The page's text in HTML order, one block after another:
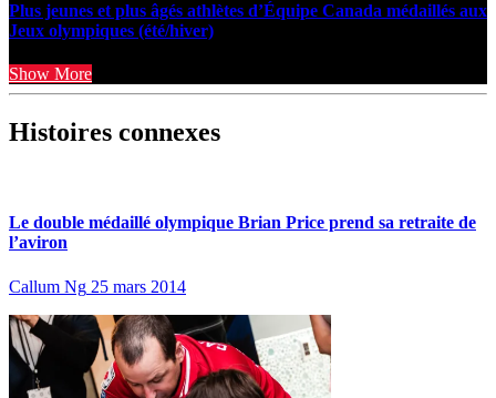
Plus jeunes et plus âgés athlètes d’Équipe Canada médaillés aux
Jeux olympiques (été/hiver)
Show More
Histoires connexes
Le double médaillé olympique Brian Price prend sa retraite de
l’aviron
Callum Ng 25 mars 2014